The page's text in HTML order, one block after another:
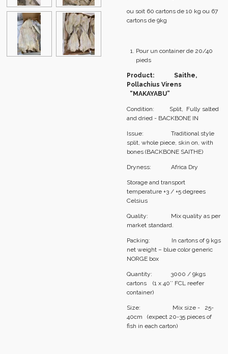
ou soit 60 cartons de 10 kg ou 67
cartons de 9kg
Pour un container de 20/40
pieds
Product: Saithe,
Pollachius Virens
“MAKAYABU”
Condition: Split, Fully salted
and dried - BACKBONE IN
Issue: Traditional style
split, whole piece, skin on, with
bones (BACKBONE SAITHE)
Dryness: Africa Dry
Storage and transport
temperature +3 / +5 degrees
Celsius
Quality: Mix quality as per
market standard.
Packing: In cartons of 9 kgs
net weight – blue color generic
NORGE box
Quantity: 3000 / 9kgs
cartons (1 x 40’’ FCL reefer
container)
Size: Mix size - 25-
40cm (expect 20-35 pieces of
fish in each carton)